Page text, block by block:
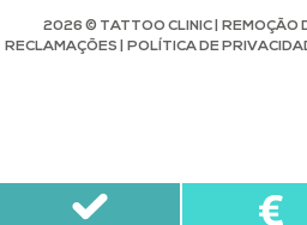
2026 © TATTOO CLINIC | REMOÇÃO
RECLAMAÇÕES
POLÍTICA DE